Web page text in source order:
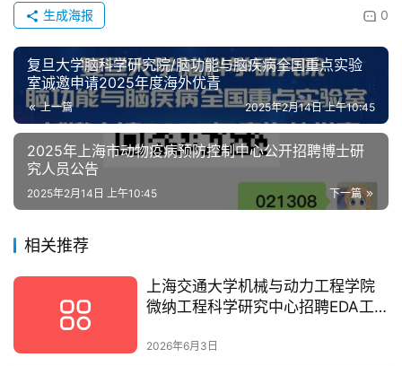
0
生成海报
复旦大学脑科学研究院/脑功能与脑疾病全国重点实验
室诚邀申请2025年度海外优青
上一篇 2025年2月14日 上午10:45
2025年上海市动物疫病预防控制中心公开招聘博士研
究人员公告
下一篇
2025年2月14日 上午10:45
相关推荐
上海交通大学机械与动力工程学院
微纳工程科学研究中心招聘EDA工
2026年6月3日